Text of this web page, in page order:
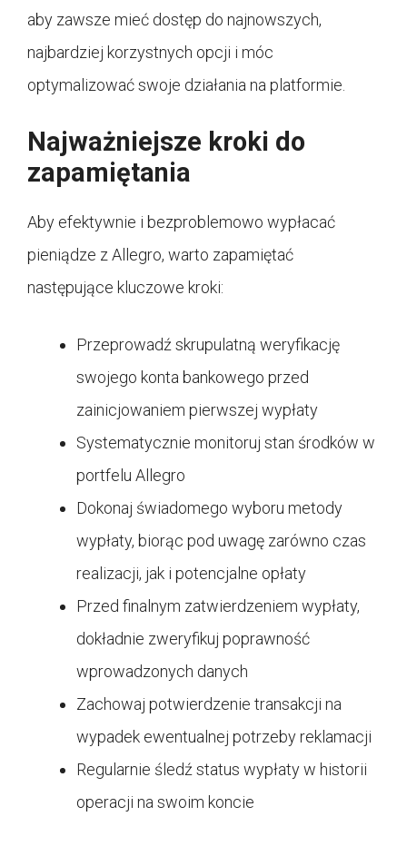
aby zawsze mieć dostęp do najnowszych,
najbardziej korzystnych opcji i móc
optymalizować swoje działania na platformie.
Najważniejsze kroki do
zapamiętania
Aby efektywnie i bezproblemowo wypłacać
pieniądze z Allegro, warto zapamiętać
następujące kluczowe kroki:
Przeprowadź skrupulatną weryfikację
swojego konta bankowego przed
zainicjowaniem pierwszej wypłaty
Systematycznie monitoruj stan środków w
portfelu Allegro
Dokonaj świadomego wyboru metody
wypłaty, biorąc pod uwagę zarówno czas
realizacji, jak i potencjalne opłaty
Przed finalnym zatwierdzeniem wypłaty,
dokładnie zweryfikuj poprawność
wprowadzonych danych
Zachowaj potwierdzenie transakcji na
wypadek ewentualnej potrzeby reklamacji
Regularnie śledź status wypłaty w historii
operacji na swoim koncie